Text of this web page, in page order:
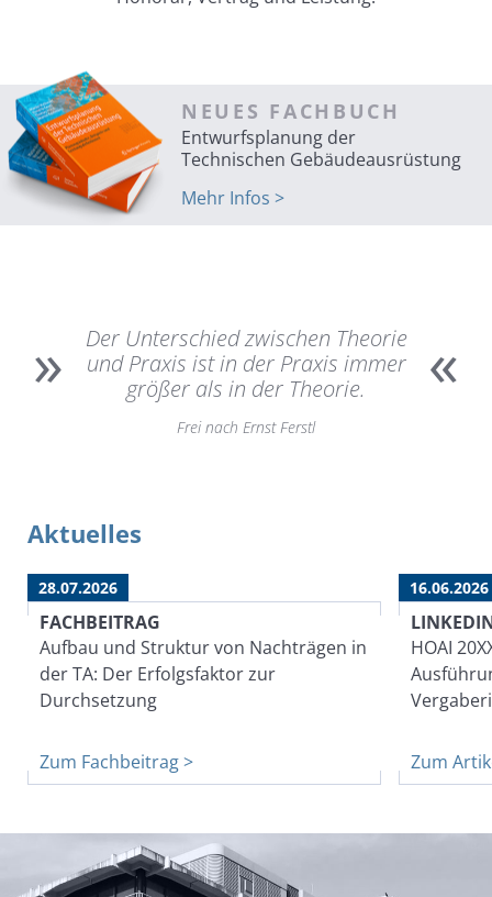
NEUES FACHBUCH
Entwurfsplanung der
Technischen Gebäudeausrüstung
Mehr Infos >
»
Der Unterschied zwischen Theorie
und Praxis ist in der Praxis immer
größer als in der Theorie.
«
Frei nach Ernst Ferstl
Aktuelles
28.07.2026
FACHBEITRAG
Aufbau und Struktur von Nachträgen in
der TA: Der Erfolgsfaktor zur
Durchsetzung
Zum Fachbeitrag >
16.06.2026
HOAI
Zum